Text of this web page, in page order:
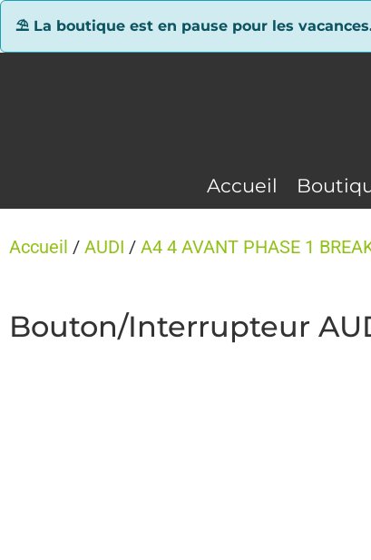
⛱ La boutique est en pause pour les
Accueil
Accueil / AUDI / A4 4 AVANT PHASE 1
Bouton/Interrupteur
Panneau de gestion des cookies